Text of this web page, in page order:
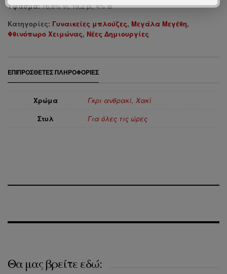
Ύφασμα:76,8% vi, 19,2 pl, 4% el
Κατηγορίες: Γυναικείες μπλούζες, Μεγάλα Μεγέθη,
Φθινόπωρο Χειμώνας, Νέες Δημιουργίες
ΕΠΙΠΡΌΣΘΕΤΕΣ ΠΛΗΡΟΦΟΡΊΕΣ
Χρώμα Γκρι ανθρακί, Χακί
Στυλ
Για όλες τις ώρες
Θα μας βρείτε εδώ: